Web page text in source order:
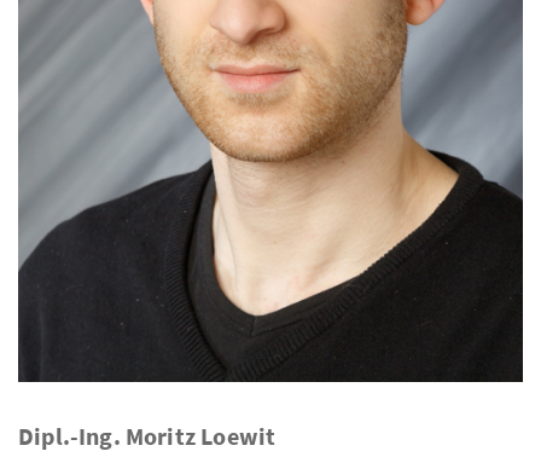
Dipl.-Ing. Moritz Loewit